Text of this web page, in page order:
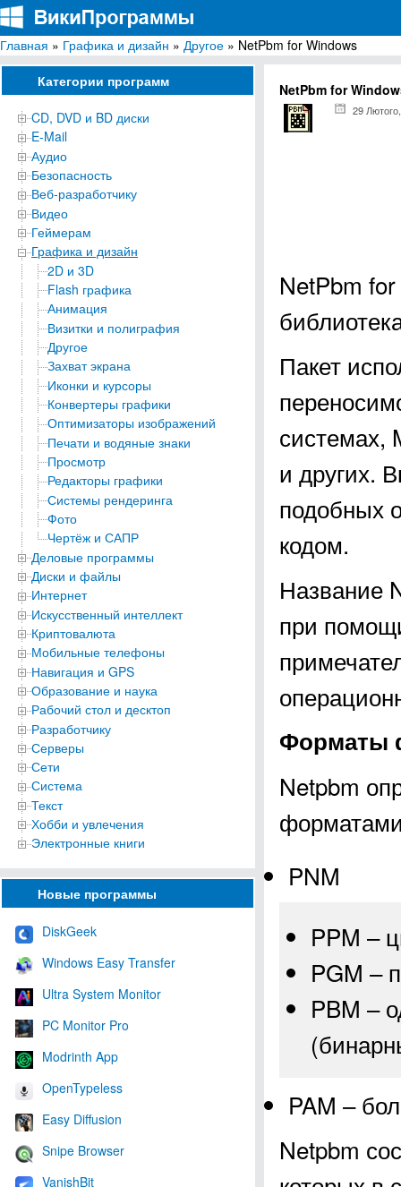
ВикиПрограммы
Энциклопедия бесплатных компьютерных программ для Windows
Главная » Графика и дизайн » Другое » NetPbm for Windows
Категории программ
CD, DVD и BD диски
E-Mail
Аудио
Безопасность
Веб-разработчику
Видео
Геймерам
Графика и дизайн
2D и 3D
Flash графика
Анимация
Визитки и полиграфия
Другое
Захват экрана
Иконки и курсоры
Конвертеры графики
Оптимизаторы изображений
Печати и водяные знаки
Просмотр
Редакторы графики
Системы рендеринга
Фото
Чертёж и САПР
Деловые программы
Диски и файлы
Интернет
Искусственный интеллект
Криптовалюта
Мобильные телефоны
Навигация и GPS
Образование и наука
Рабочий стол и десктоп
Разработчику
Серверы
Сети
Система
Текст
Хобби и увлечения
Электронные книги
Новые программы
DiskGeek
Windows Easy Transfer
Ultra System Monitor
PC Monitor Pro
Modrinth App
OpenTypeless
Easy Diffusion
Snipe Browser
VanishBit
NetPbm for
29
NetPbm
Пакет
системах,
и других.
подобных
кодом.
Название
при
Форматы
Netpbm
PNM
PPM –
PGM –
PBM –
PAM –
Netpbm